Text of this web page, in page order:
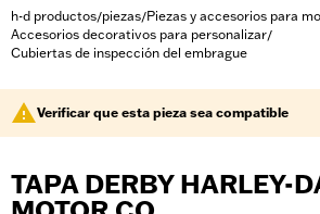
h-d productos/piezas/Piezas y accesorios para
Accesorios decorativos para personalizar/
Cubiertas de inspección del embrague
Verificar que esta pieza sea compatible
TAPA DERBY HARLEY-